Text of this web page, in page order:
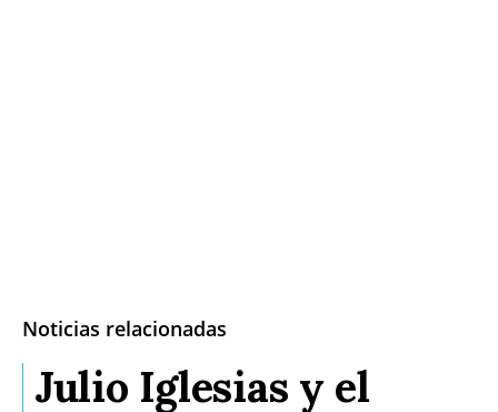
Noticias relacionadas
Julio Iglesias y el